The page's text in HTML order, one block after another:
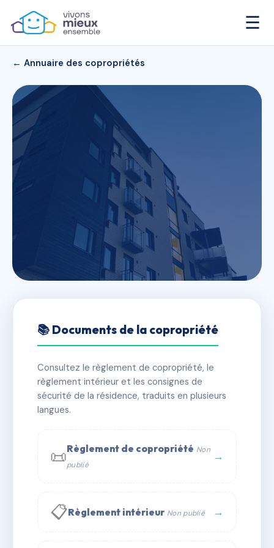
☰
← Annuaire des copropriétés
HAMEAU DU SOULEYAS
✓ Immatriculée 🏠 65 lots 🏗 4 bâtiment(s)
📞 Contacter Syndic Digital
📚 Documents de la copropriété
Consultez le règlement de copropriété, le
règlement intérieur et les consignes de
sécurité de la résidence, traduits en plusieurs
langues.
📜Règlement de copropriété Non
publié
→
📋Règlement intérieur Non publié →